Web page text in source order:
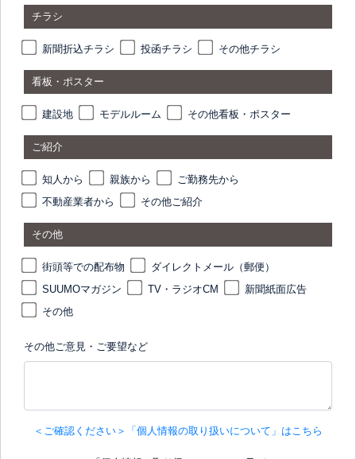
チラシ
新聞折込チラシ 投函チラシ その他チラシ
看板・ポスター
建設地 モデルルーム その他看板・ポスター
ご紹介
知人から 親族から
ご勤務先から
不動産業者から
その他ご紹介
その他
街頭等での配布物
ダイレクトメール（郵便）
SUUMOマガジン
TV・ラジオCM
新聞紙面広告
その他
その他ご意見・ご要望など
＜ご確認ください＞「個人情報の取り扱いについて」はこちら